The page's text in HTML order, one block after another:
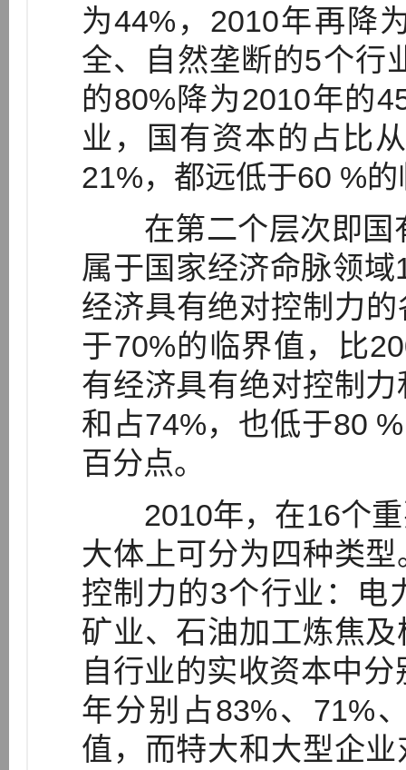
为44%，2010年再降
全、自然垄断的5个行
的80%降为2010年的
业，国有资本的占比
21%，都远低于60 %
在第二个层次即国
属于国家经济命脉领
经济具有绝对控制力
于70%的临界值，比
有经济具有绝对控制
和占74%，也低于80
百分点。
2010年，在16个重
大体上可分为四种类
控制力的3个行业：电
矿业、石油加工炼焦
自行业的实收资本中
年分别占83%、71%
值，而特大和大型企